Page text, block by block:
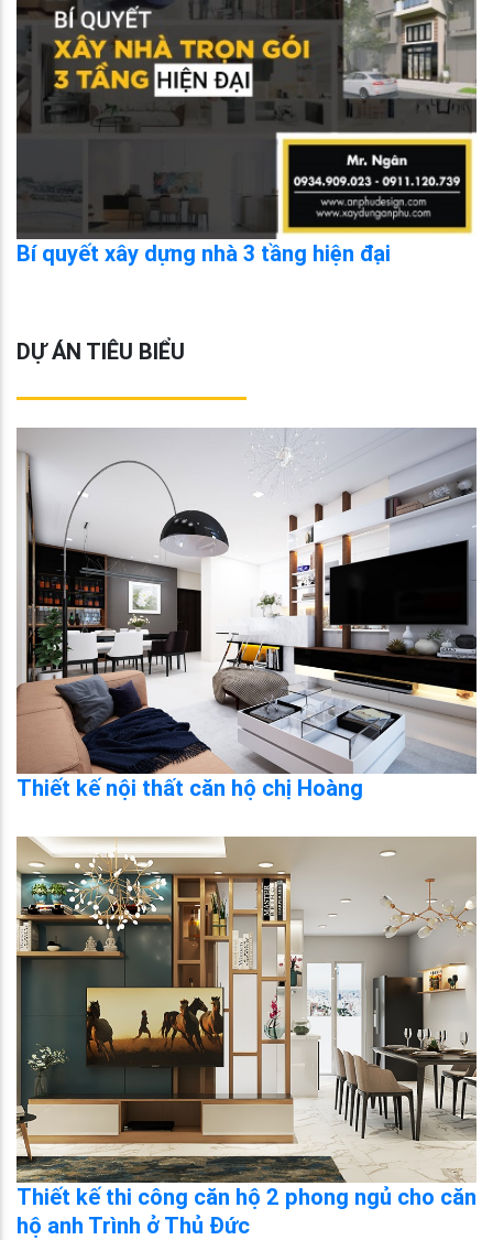
Bí quyết xây dựng nhà 3 tầng hiện đại
DỰ ÁN TIÊU BIỂU
Thiết kế nội thất căn hộ chị Hoàng
Thiết kế thi công căn hộ 2 phong ngủ cho căn
hộ anh Trình ở Thủ Đức